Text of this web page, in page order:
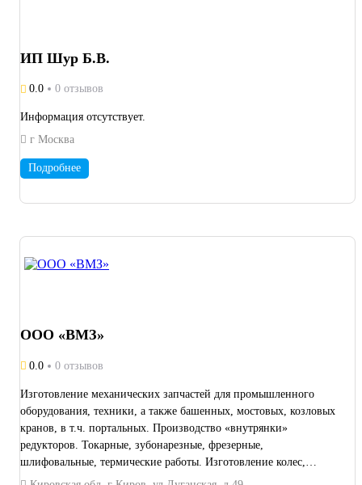
ИП Шур Б.В.
0.0 0 отзывов
Информация отсутствует.
г Москва
Подробнее
ООО «ВМЗ»
0.0 0 отзывов
Изготовление механических запчастей для промышленного
оборудования, техники, а также башенных, мостовых, козловых
кранов, в т.ч. портальных. Производство «внутрянки»
редукторов. Токарные, зубонарезные, фрезерные,
шлифовальные, термические работы. Изготовление колес,
шкивов, фланцев, осей, червячных пар, зубчатых венцов, вал